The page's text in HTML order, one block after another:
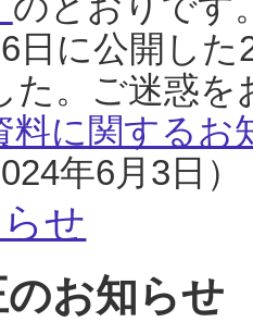
日に公開し
た。ご迷惑
料に関するお
年6月3日）
せ
お知らせ